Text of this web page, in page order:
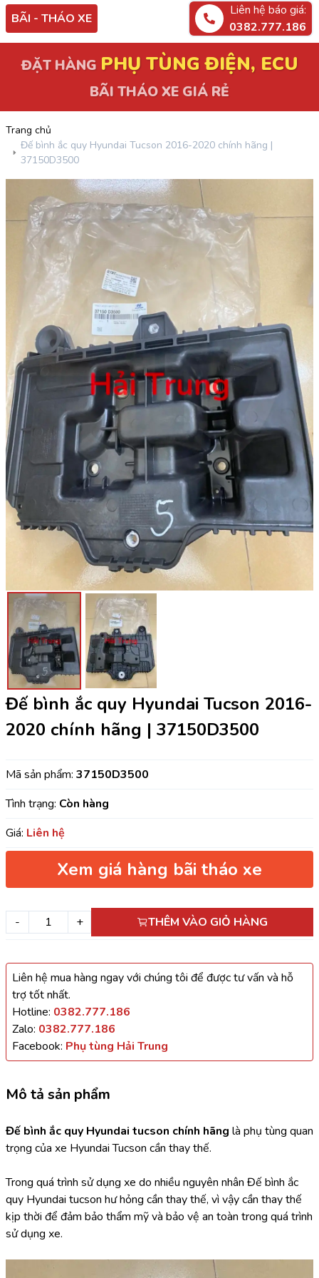
BÃI - THÁO XE
Liên hệ báo giá:
0382.777.186
ĐẶT HÀNGPHỤ TÙNG ĐIỆN, ECU
BÃI THÁO XE GIÁ RẺ
Trang chủ
Đế bình ắc quy Hyundai Tucson 2016-2020 chính hãng |
37150D3500
Đế bình ắc quy Hyundai Tucson 2016-
2020 chính hãng | 37150D3500
Mã sản phẩm: 37150D3500
Tình trạng: Còn hàng
Giá: Liên hệ
Xem giá hàng bãi tháo xe
- + THÊM VÀO GIỎ HÀNG
Liên hệ mua hàng ngay với chúng tôi để được tư vấn và hỗ
trợ tốt nhất.
Hotline: 0382.777.186
Zalo: 0382.777.186
Facebook: Phụ tùng Hải Trung
Mô tả sản phẩm
Đế bình ắc quy Hyundai tucson chính hãng là phụ tùng quan
trọng của xe Hyundai Tucson cần thay thế.
Trong quá trình sử dụng xe do nhiều nguyên nhân Đế bình ắc
quy Hyundai tucson hư hỏng cần thay thế, vì vậy cần thay thế
kịp thời để đảm bảo thẩm mỹ và bảo vệ an toàn trong quá trình
sử dụng xe.